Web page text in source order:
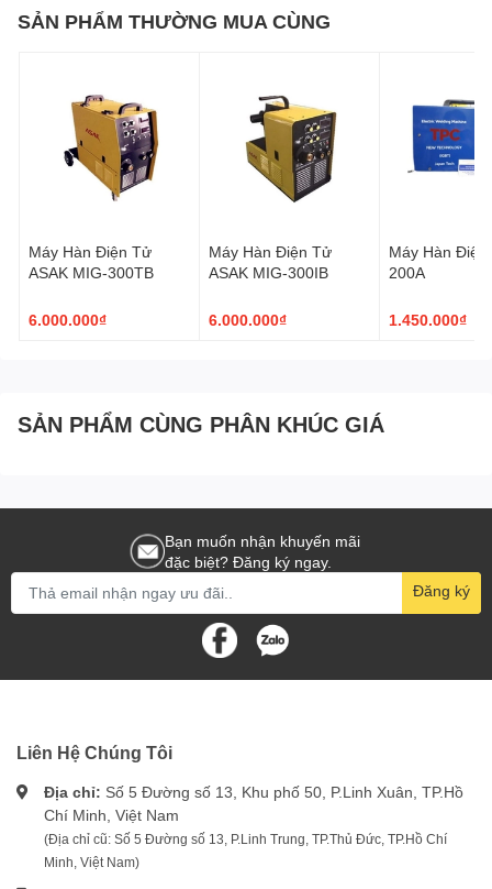
SẢN PHẨM THƯỜNG MUA CÙNG
Máy Hàn Điện Tử
ASAK MIG-300TB
6.000.000₫
Máy Hàn Điện Tử
ASAK MIG-300IB
6.000.000₫
Máy Hàn Điện
200A
1.450.000₫
SẢN PHẨM CÙNG PHÂN KHÚC GIÁ
Bạn muốn nhận khuyến mãi
đặc biệt? Đăng ký ngay.
Đăng ký
Liên Hệ Chúng Tôi
Địa chỉ: Số 5 Đường số 13, Khu phố 50, P.Linh Xuân, TP.Hồ
Chí Minh, Việt Nam
(Địa chỉ cũ: Số 5 Đường số 13, P.Linh Trung, TP.Thủ Đức, TP.Hồ Chí
Minh, Việt Nam)